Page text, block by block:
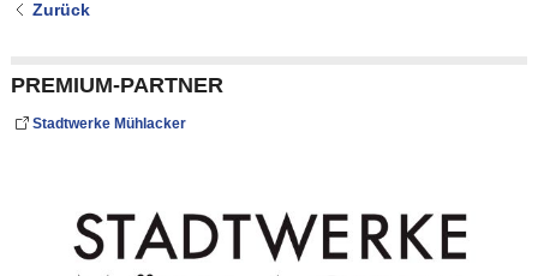
Zurück
PREMIUM-PARTNER
Stadtwerke Mühlacker